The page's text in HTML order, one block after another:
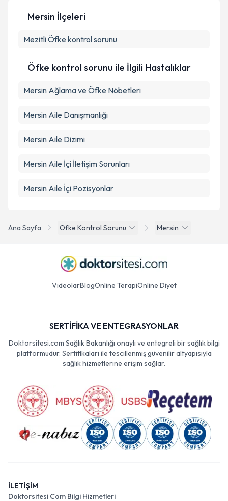
Kişisel verilerimin işlenmesine ilişkin
Takvim Talebini Gönder
Ana Sayfa Ofke Kontrol Sorunu Mersin
Mersin İlçeleri
MezitliÖfke kontrol sorunu
Öfke kontrol sorunu ile İlgili Hastalıklar
Mersin Ağlama ve Öfke Nöbetleri
Mersin Aile Danışmanlığı
Mersin Aile Dizimi
Mersin Aile İçi İletişim Sorunları
Mersin Aile İçi Pozisyonlar
VideolarBlogOnline TerapiOnline Diyet
SERTİFİKA VE ENTEGRASYONLAR
Doktorsitesi.com Sağlık Bakanlığı onaylı ve entegreli bir sağlık bilgi
platformudur. Sertifikaları ile tescillenmiş güvenilir altyapısıyla
sağlık hizmetlerine erişim sağlar.
İLETİŞİM
Doktorsitesi Com Bilgi Hizmetleri